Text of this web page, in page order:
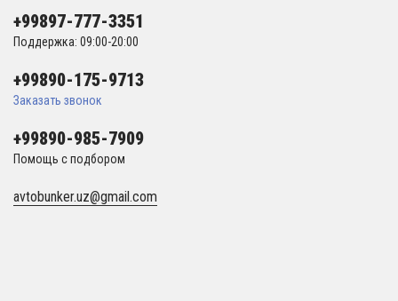
+99897-777-3351
Поддержка: 09:00-20:00
+99890-175-9713
Заказать звонок
+99890-985-7909
Помощь с подбором
avtobunker.uz@gmail.com